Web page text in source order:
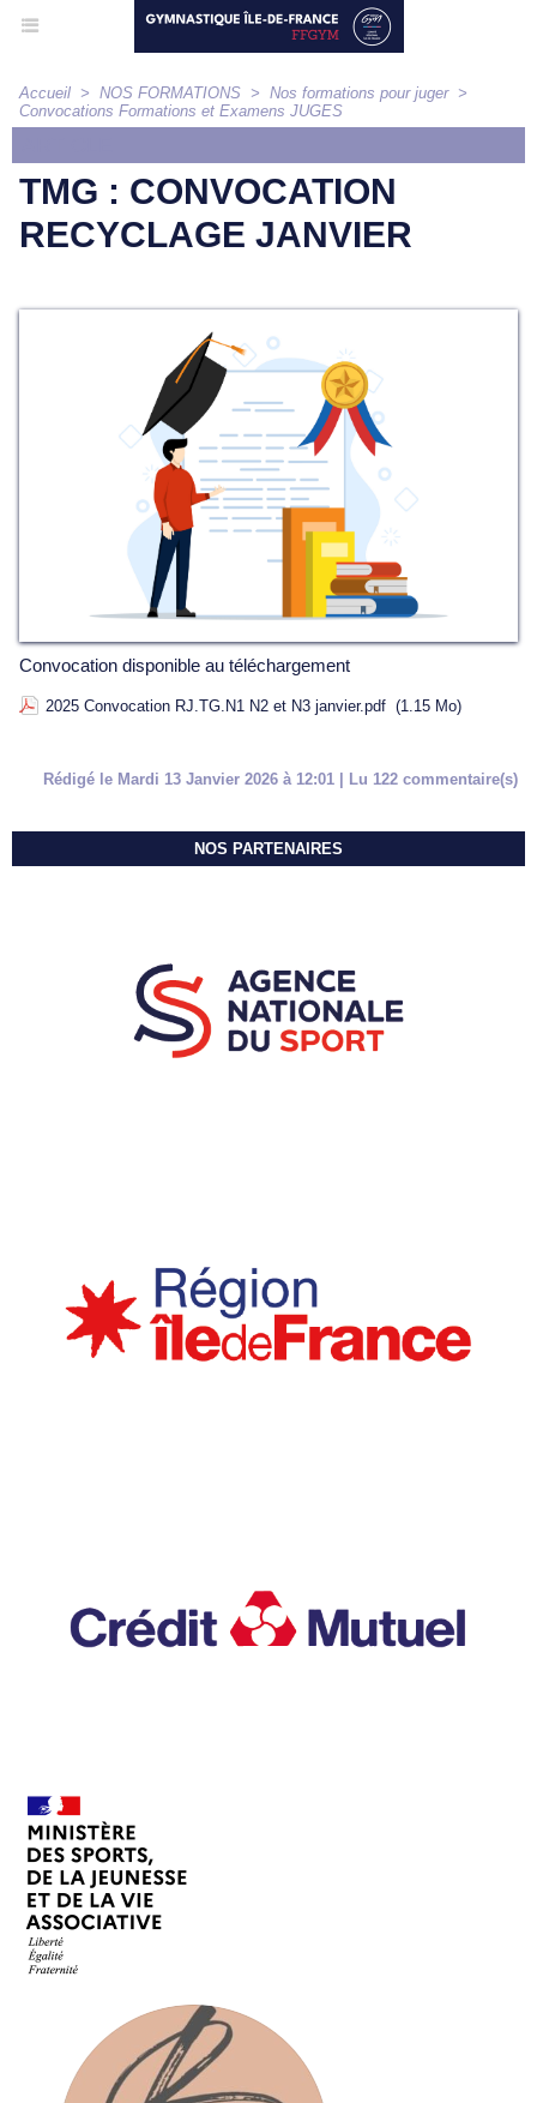
Accueil > NOS FORMATIONS > Nos formations pour juger >
Convocations Formations et Examens JUGES
TMG : CONVOCATION
RECYCLAGE JANVIER
Convocation disponible au téléchargement
2025 Convocation RJ.TG.N1 N2 et N3 janvier.pdf (1.15 Mo)
Rédigé le Mardi 13 Janvier 2026 à 12:01 | Lu 122 commentaire(s)
NOS PARTENAIRES